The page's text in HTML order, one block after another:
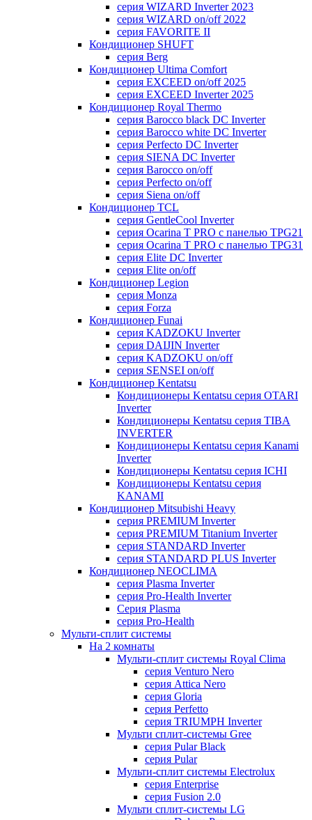
серия WIZARD Inverter 2023
серия WIZARD on/off 2022
серия FAVORITE II
Кондиционер SHUFT
серия Berg
Кондиционер Ultima Comfort
серия EXCEED on/off 2025
серия EXCEED Inverter 2025
Кондиционер Royal Thermo
серия Barocco black DC Inverter
серия Barocco white DC Inverter
серия Perfecto DC Inverter
серия SIENA DC Inverter
серия Barocco on/off
серия Perfecto on/off
серия Siena on/off
Кондиционер TCL
серия GentleCool Inverter
серия Ocarina T PRO c панелью TPG21
серия Ocarina T PRO c панелью TPG31
серия Elite DC Inverter
серия Elite on/off
Кондиционер Legion
серия Monza
серия Forza
Кондиционер Funai
серия KADZOKU Inverter
серия DAIJIN Inverter
серия KADZOKU on/off
серия SENSEI on/off
Кондиционер Kentatsu
Кондиционеры Kentatsu серия OTARI
Inverter
Кондиционеры Kentatsu серия TIBA
INVERTER
Кондиционеры Kentatsu серия Kanami
Inverter
Кондиционеры Kentatsu серия ICHI
Кондиционеры Kentatsu серия
KANAMI
Кондиционер Mitsubishi Heavy
серия PREMIUM Inverter
серия PREMIUM Titanium Inverter
серия STANDARD Inverter
серия STANDARD PLUS Inverter
Кондиционер NEOCLIMA
серия Plasma Inverter
серия Pro-Health Inverter
Cерия Plasma
серия Pro-Health
Мульти-сплит системы
На 2 комнаты
Мульти-сплит системы Royal Clima
серия Venturo Nero
серия Attica Nero
серия Gloria
серия Perfetto
серия TRIUMPH Inverter
Мульти сплит-системы Gree
серия Pular Black
серия Pular
Мульти-сплит системы Electrolux
серия Enterprise
серия Fusion 2.0
Мульти сплит-системы LG